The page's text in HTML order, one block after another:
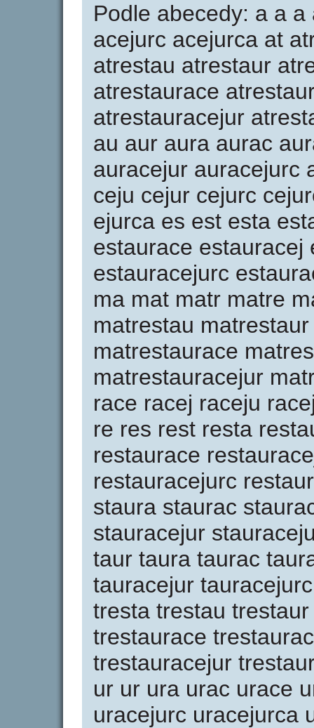
Podle abecedy: a a
acejurc acejurca at
atrestau atrestaur
atrestaurace
atrestauracejur
au aur aura aurac
auracejur auracejurc
ceju cejur cejurc
ejurca es est esta
estaurace estauracej
estauracejurc
ma mat matr matre
matrestau
matrestaurace
matrestauracejur
race racej raceju
re res rest resta
restaurace
restauracejurc
staura staurac
stauracejur
taur taura taurac
tauracejur
tresta trestau
trestaurace
trestauracejur
ur ur ura urac urace
uracejurc uracejurca